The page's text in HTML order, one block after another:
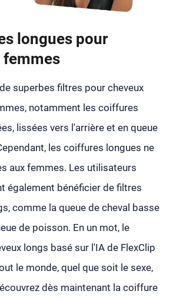
longues pour
femmes
superbes filtres pour cheveux
notamment les coiffures
lissées vers l'arrière et en queue
les coiffures longues ne
aux femmes. Les utilisateurs
également bénéficier de filtres
comme la queue de cheval basse
de poisson. En un mot, le
longs basé sur l'IA de FlexClip
le monde, quel que soit le sexe,
dès maintenant la coiffure